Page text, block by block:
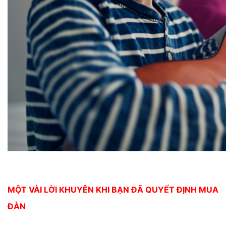
MỘT VÀI LỜI KHUYÊN KHI BẠN ĐÃ QUYẾT ĐỊNH MUA
ĐÀN